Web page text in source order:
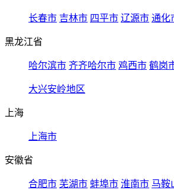
长春市 吉林市 四平市 辽源市 通化
黑龙江省
哈尔滨市 齐齐哈尔市 鸡西市 鹤岗
大兴安岭地区
上海
上海市
安徽省
合肥市 芜湖市 蚌埠市 淮南市 马鞍